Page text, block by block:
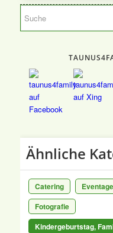
Ähnliche
Catering
Fotografie
Kindergeburtstag,